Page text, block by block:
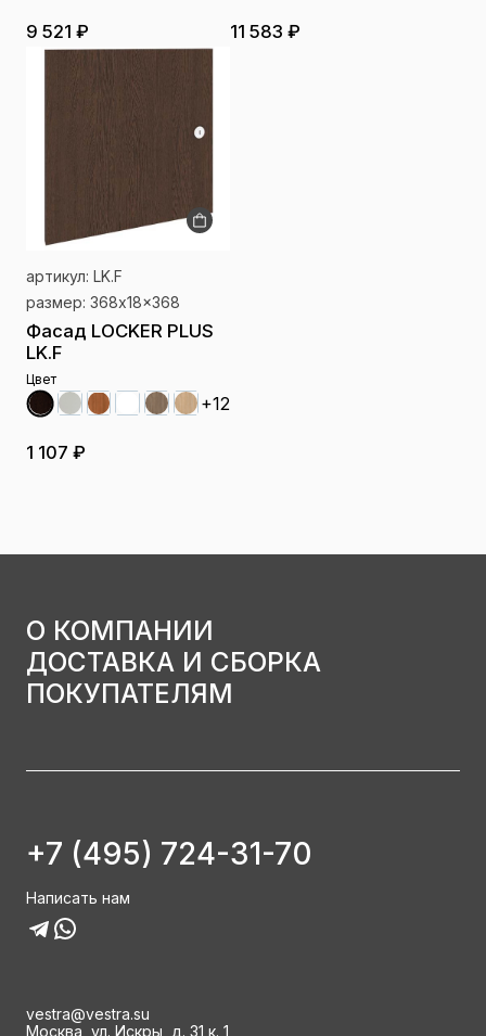
9 521 ₽ 11 583 ₽
артикул: LK.F
размер: 368x18x368
Фасад LOCKER PLUS
LK.F
Цвет
+12
1 107 ₽
О КОМПАНИИ
ДОСТАВКА И СБОРКА
ПОКУПАТЕЛЯМ
+7 (495) 724-31-70
Написать нам
vestra@vestra.su
Москва, ул. Искры, д. 31 к. 1